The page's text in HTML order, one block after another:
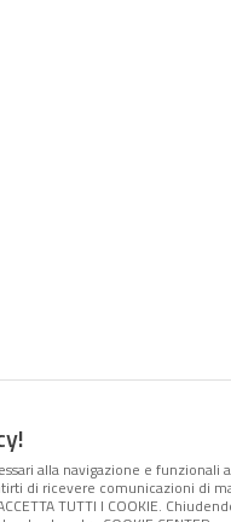
alla navigazione e
di ricevere comunicazioni di
TUTTI I COOKIE.